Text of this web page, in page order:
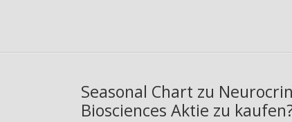
Seasonal Chart zu
Biosciences Aktie zu